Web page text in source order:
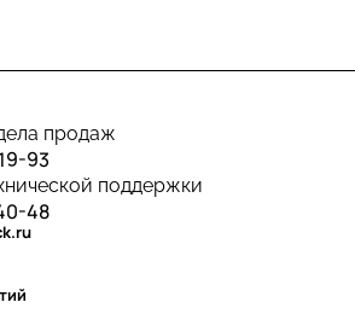
продаж
93
поддержки
48